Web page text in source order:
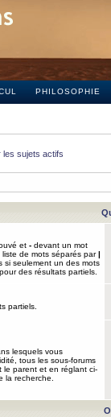
PHILOSOPHIE
les sujets actifs
et - devant un mot
de mots séparés par|
si seulement un des mots
des résultats partiels.
partiels.
lesquels vous
tous les sous-forums
le parent et en réglant ci-
la recherche.